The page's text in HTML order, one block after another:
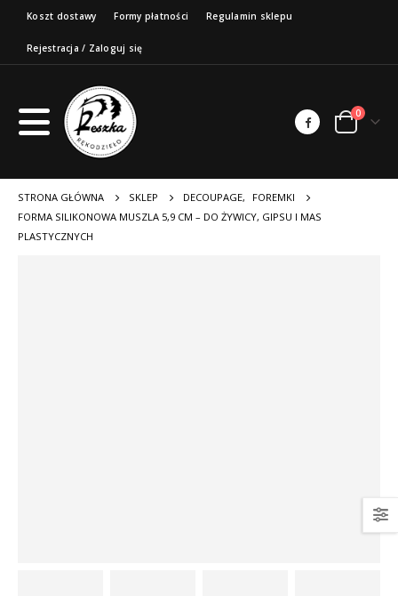
Koszt dostawy Formy płatności Regulamin sklepu
Rejestracja / Zaloguj się
0
STRONA GŁÓWNA SKLEP DECOUPAGE,
FOREMKI
FORMA SILIKONOWA MUSZLA 5,9 CM – DO ŻYWICY, GIPSU I MAS
PLASTYCZNYCH